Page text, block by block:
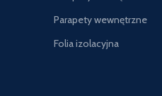
Parapety wewnętrzne
Folia izolacyjna